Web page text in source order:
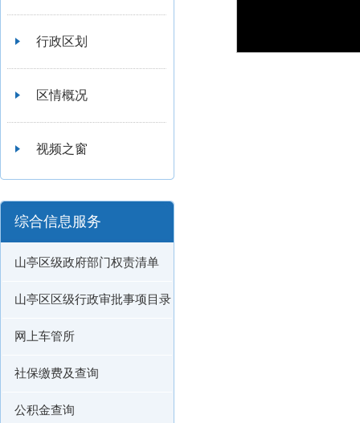
行政区划
区情概况
视频之窗
综合信息服务
山亭区级政府部门权责清单
山亭区区级行政审批事项目录
网上车管所
社保缴费及查询
公积金查询